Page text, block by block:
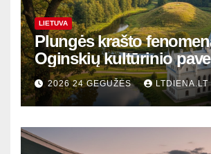
LIETUVA
Plungės krašto
Oginskių kultūrinio
Žemaitijos gamtos perlų
2026 24 GEGUŽĖS LTDIENA.LT